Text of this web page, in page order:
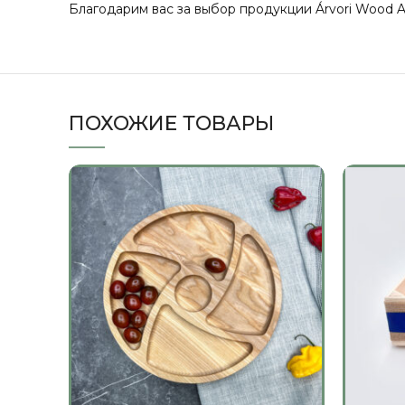
Благодарим вас за выбор продукции Árvori Wood
ПОХОЖИЕ ТОВАРЫ